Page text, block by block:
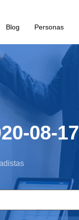
Blog Personas
08-